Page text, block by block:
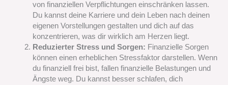
von finanziellen Verpflichtungen einschränken lassen.
Du kannst deine Karriere und dein Leben nach deinen
eigenen Vorstellungen gestalten und dich auf das
konzentrieren, was dir wirklich am Herzen liegt.
Reduzierter Stress und Sorgen: Finanzielle Sorgen
können einen erheblichen Stressfaktor darstellen. Wenn
du finanziell frei bist, fallen finanzielle Belastungen und
Ängste weg. Du kannst besser schlafen, dich